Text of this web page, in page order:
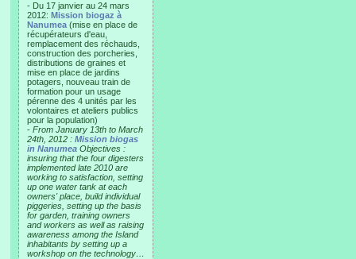
- Du 17 janvier au 24 mars
2012: Mission biogaz à
Nanumea (mise en place de
récupérateurs d'eau,
remplacement des réchauds,
construction des porcheries,
distributions de graines et
mise en place de jardins
potagers, nouveau train de
formation pour un usage
pérenne des 4 unités par les
volontaires et ateliers publics
pour la population)
- From January 13th to March
24th, 2012 : Mission biogas
in Nanumea Objectives :
insuring that the four digesters
implemented late 2010 are
working to satisfaction, setting
up one water tank at each
owners' place, build individual
piggeries, setting up the basis
for garden, training owners
and workers as well as raising
awareness among the Island
inhabitants by setting up a
workshop on the technology…